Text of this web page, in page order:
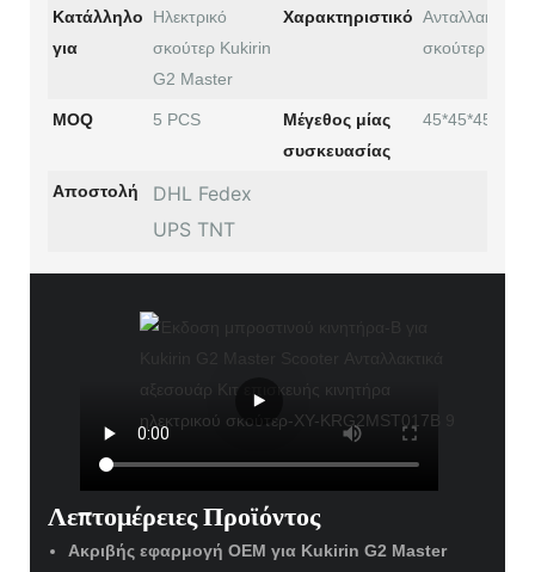
Κατάλληλο
για
Ηλεκτρικό
σκούτερ Kukirin
G2 Master
Χαρακτηριστικό Ανταλλακτικά
σκούτερ
MOQ 5 PCS
Μέγεθος μίας
συσκευασίας
45*45*45εκ.
Αποστολή
DHL Fedex
UPS TNT
Λεπτομέρειες Προϊόντος
Ακριβής εφαρμογή OEM για Kukirin G2 Master